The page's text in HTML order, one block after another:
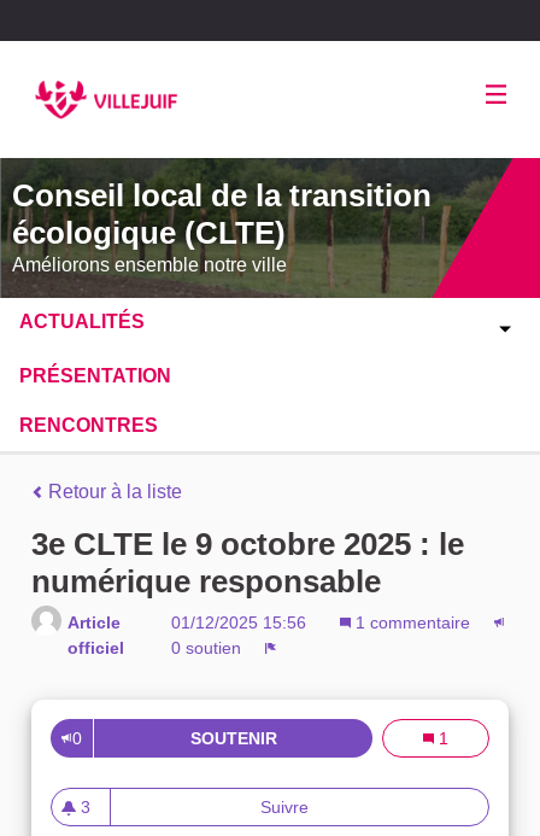
Conseil local de la transition
écologique (CLTE)
Améliorons ensemble notre ville
ACTUALITÉS
PRÉSENTATION
RENCONTRES
Retour à la liste
3e CLTE le 9 octobre 2025 : le
numérique responsable
Article
officiel
01/12/2025 15:56
1 commentaire
0 soutien
0 SOUTENIR3E CLTE LE 9 OCTOBRE 2025 :
1
3
3 abonnés
Suivre 3e CLTE le 9 octobre 2025 :